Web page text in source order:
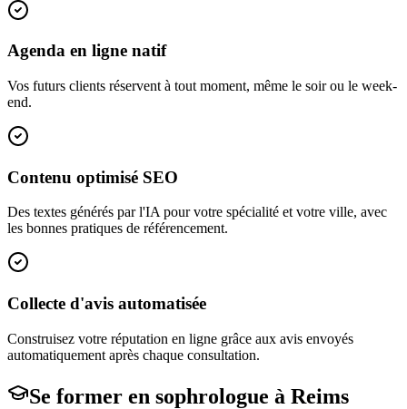
Agenda en ligne natif
Vos futurs clients réservent à tout moment, même le soir ou le week-
end.
Contenu optimisé SEO
Des textes générés par l'IA pour votre spécialité et votre ville, avec
les bonnes pratiques de référencement.
Collecte d'avis automatisée
Construisez votre réputation en ligne grâce aux avis envoyés
automatiquement après chaque consultation.
Se former en sophrologue à Reims